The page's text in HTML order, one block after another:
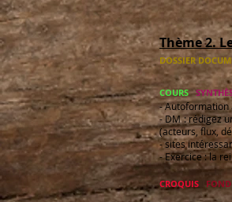
Thème 2.
DOSSIER
COURS
- Autoformation
- DM : rédigez
(acteurs, flux,
- sites
- Exercice : la
CROQUIS